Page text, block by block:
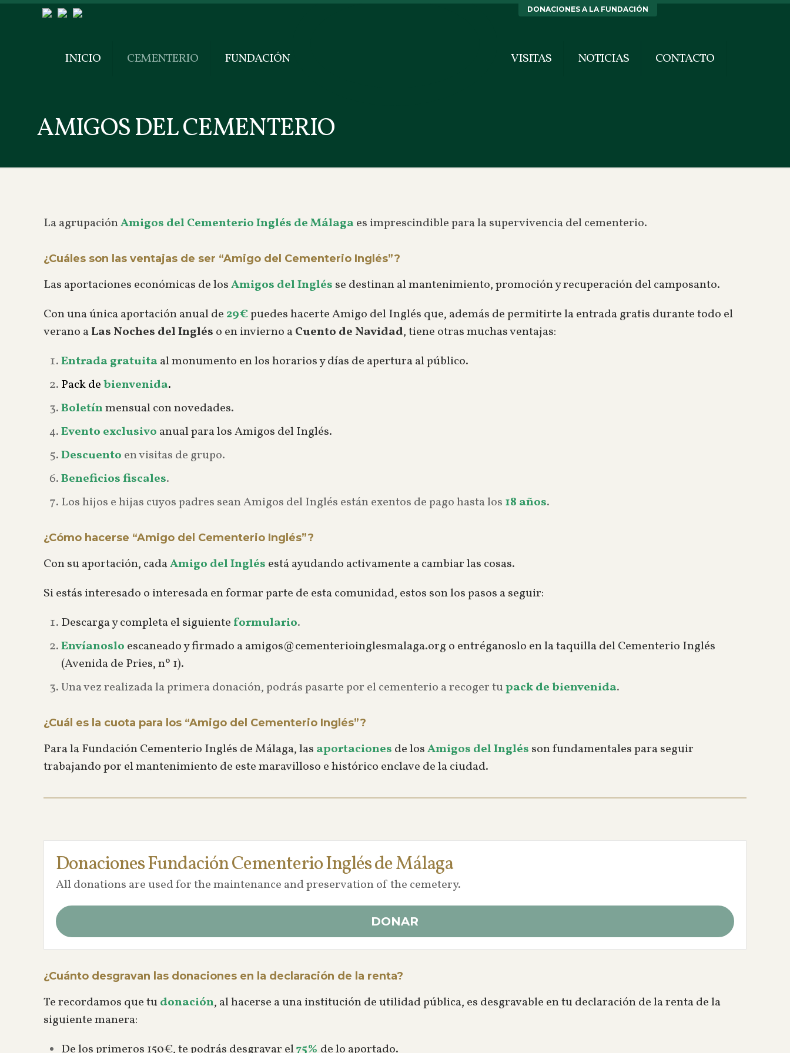
DONACIONES A LA FUNDACIÓN
INICIO CEMENTERIO FUNDACIÓN VISITAS NOTICIAS CONTACTO
AMIGOS DEL CEMENTERIO
La agrupaciónAmigos del Cementerio Inglés de Málaga es imprescindible para la supervivencia del cementerio.
¿Cuáles son las ventajas de ser “Amigo del Cementerio Inglés”?
Las aportaciones económicas de losAmigos del Inglés se destinan al mantenimiento, promoción y recuperación del camposanto.
Con una única aportación anual de 29€puedes hacerte Amigo del Inglés que, además de permitirte la entrada gratis durante todo el
verano aLas Noches del Inglés o en invierno aCuento de Navidad, tiene otras muchas ventajas:
Entrada gratuita al monumento en los horarios y días de apertura al público.
Pack debienvenida.
Boletínmensual con novedades.
Evento exclusivo anual para los Amigos del Inglés.
Descuento en visitas de grupo.
Beneficios fiscales.
Los hijos e hijas cuyos padres sean Amigos del Inglés están exentos de pago hasta los 18 años.
¿Cómo hacerse “Amigo del Cementerio Inglés”?
Con su aportación, cadaAmigo del Inglés está ayudando activamente a cambiar las cosas.
Si estás interesado o interesada en formar parte de esta comunidad, estos son los pasos a seguir:
Descarga y completa el siguiente formulario.
Envíanoslo escaneado y firmado aamigos@cementerioinglesmalaga.org o entréganoslo en la taquilla del Cementerio Inglés
(Avenida de Pries, nº 1).
Una vez realizada la primera donación, podrás pasarte por el cementerio a recoger tupack de bienvenida.
¿Cuál es la cuota para los “Amigo del Cementerio Inglés”?
Para la Fundación Cementerio Inglés de Málaga, las aportaciones de losAmigos del Inglés son fundamentales para seguir
trabajando por el mantenimiento de este maravilloso e histórico enclave de la ciudad.
Donaciones Fundación Cementerio Inglés de Málaga
All donations are used for the maintenance and preservation of the cemetery.
DONAR
¿Cuánto desgravan las donaciones en la declaración de la renta?
Te recordamos que tudonación, al hacerse a una institución de utilidad pública, es desgravable en tu declaración de la renta de la
siguiente manera:
De los primeros 150€, te podrás desgravar el75% de lo aportado.